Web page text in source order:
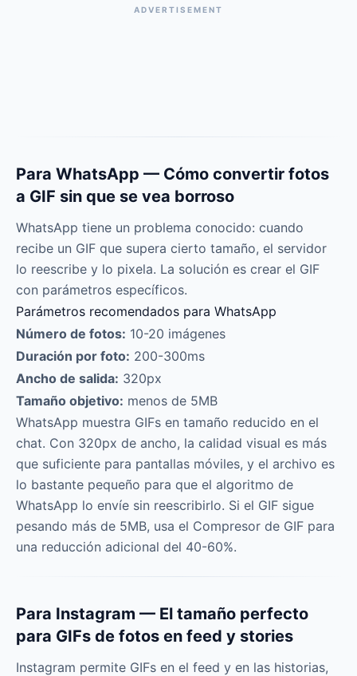
ADVERTISEMENT
Para WhatsApp — Cómo convertir fotos
a GIF sin que se vea borroso
WhatsApp tiene un problema conocido: cuando
recibe un GIF que supera cierto tamaño, el servidor
lo reescribe y lo pixela. La solución es crear el GIF
con parámetros específicos.
Parámetros recomendados para WhatsApp
Número de fotos: 10-20 imágenes
Duración por foto: 200-300ms
Ancho de salida: 320px
Tamaño objetivo: menos de 5MB
WhatsApp muestra GIFs en tamaño reducido en el
chat. Con 320px de ancho, la calidad visual es más
que suficiente para pantallas móviles, y el archivo es
lo bastante pequeño para que el algoritmo de
WhatsApp lo envíe sin reescribirlo. Si el GIF sigue
pesando más de 5MB, usa el Compresor de GIF para
una reducción adicional del 40-60%.
Para Instagram — El tamaño perfecto
para GIFs de fotos en feed y stories
Instagram permite GIFs en el feed y en las historias,